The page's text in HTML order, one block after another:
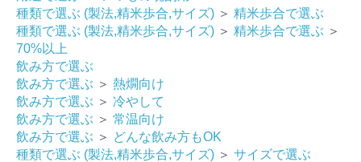
種類で選ぶ (製法,精米歩合,サイズ) ＞ 精米歩合で選ぶ
種類で選ぶ (製法,精米歩合,サイズ) ＞ 精米歩合で選ぶ ＞
70%以上
飲み方で選ぶ
飲み方で選ぶ ＞ 熱燗向け
飲み方で選ぶ ＞ 冷やして
飲み方で選ぶ ＞ 常温向け
飲み方で選ぶ ＞ どんな飲み方もOK
種類で選ぶ (製法,精米歩合,サイズ) ＞ サイズで選ぶ